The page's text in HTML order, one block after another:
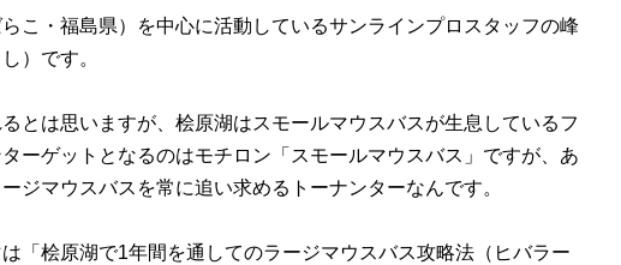
こ・福島県）を中心に活動しているサンラインプロスタッフの峰
）です。
とは思いますが、桧原湖はスモールマウスバスが生息しているフ
ーゲットとなるのはモチロン「スモールマウスバス」ですが、あ
ジマウスバスを常に追い求めるトーナンターなんです。
「桧原湖で1年間を通してのラージマウスバス攻略法（ヒバラー